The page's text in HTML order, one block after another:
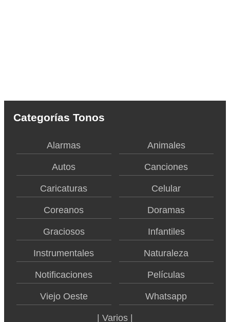
Categorías Tonos
Alarmas Animales
Autos Canciones
Caricaturas Celular
Coreanos Doramas
Graciosos Infantiles
Instrumentales Naturaleza
Notificaciones Películas
Viejo Oeste Whatsapp
| Varios |